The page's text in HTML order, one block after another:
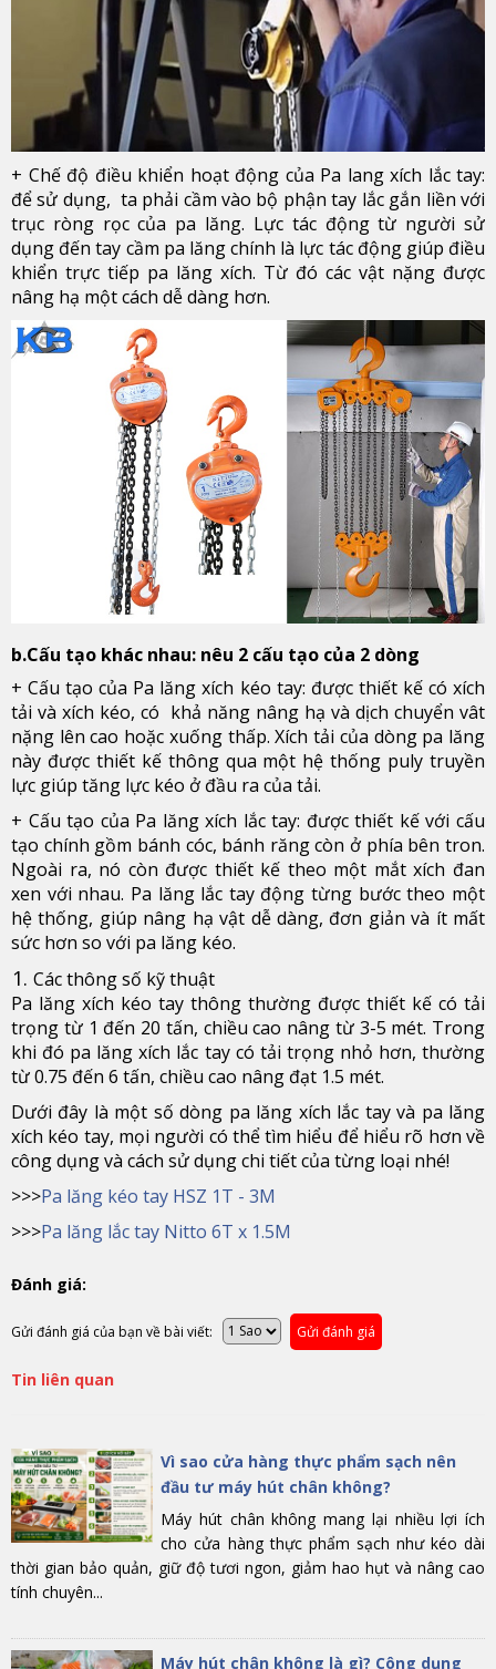
+ Chế độ điều khiển hoạt động của Pa lang xích lắc tay:
để sử dụng, ta phải cầm vào bộ phận tay lắc gắn liền với
trục ròng rọc của pa lăng. Lực tác động từ người sử
dụng đến tay cầm pa lăng chính là lực tác động giúp điều
khiển trực tiếp pa lăng xích. Từ đó các vật nặng được
nâng hạ một cách dễ dàng hơn.
b.Cấu tạo khác nhau: nêu 2 cấu tạo của 2 dòng
+ Cấu tạo của Pa lăng xích kéo tay: được thiết kế có xích
tải và xích kéo, có khả năng nâng hạ và dịch chuyển vât
nặng lên cao hoặc xuống thấp. Xích tải của dòng pa lăng
này được thiết kế thông qua một hệ thống puly truyền
lực giúp tăng lực kéo ở đầu ra của tải.
+ Cấu tạo của Pa lăng xích lắc tay: được thiết kế với cấu
tạo chính gồm bánh cóc, bánh răng còn ở phía bên tron.
Ngoài ra, nó còn được thiết kế theo một mắt xích đan
xen với nhau. Pa lăng lắc tay động từng bước theo một
hệ thống, giúp nâng hạ vật dễ dàng, đơn giản và ít mất
sức hơn so với pa lăng kéo.
Các thông số kỹ thuật
Pa lăng xích kéo tay thông thường được thiết kế có tải
trọng từ 1 đến 20 tấn, chiều cao nâng từ 3-5 mét. Trong
khi đó pa lăng xích lắc tay có tải trọng nhỏ hơn, thường
từ 0.75 đến 6 tấn, chiều cao nâng đạt 1.5 mét.
Dưới đây là một số dòng pa lăng xích lắc tay và pa lăng
xích kéo tay, mọi người có thể tìm hiểu để hiểu rõ hơn về
công dụng và cách sử dụng chi tiết của từng loại nhé!
>>>Pa lăng kéo tay HSZ 1T - 3M
>>>Pa lăng lắc tay Nitto 6T x 1.5M
Đánh giá:
Gửi đánh giá của bạn về bài viết: Gửi đánh giá
Tin liên quan
Vì sao cửa hàng thực phẩm sạch nên
đầu tư máy hút chân không?
Máy hút chân không mang lại nhiều lợi ích
cho cửa hàng thực phẩm sạch như kéo dài
thời gian bảo quản, giữ độ tươi ngon, giảm hao hụt và nâng cao
tính chuyên...
Máy hút chân không là gì? Công dụng